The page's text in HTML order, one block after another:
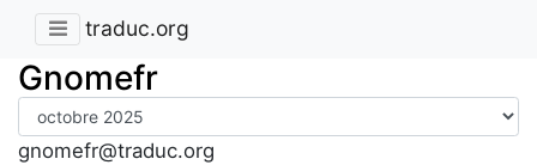
traduc.org
Gnomefr
gnomefr@traduc.org